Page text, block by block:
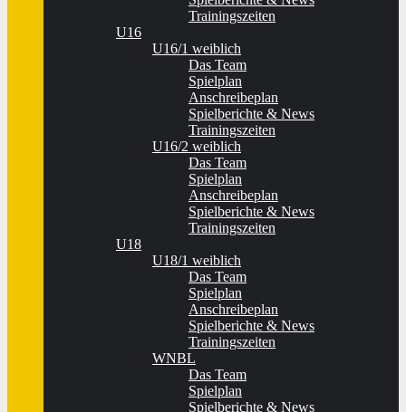
Trainingszeiten
U16
U16/1 weiblich
Das Team
Spielplan
Anschreibeplan
Spielberichte & News
Trainingszeiten
U16/2 weiblich
Das Team
Spielplan
Anschreibeplan
Spielberichte & News
Trainingszeiten
U18
U18/1 weiblich
Das Team
Spielplan
Anschreibeplan
Spielberichte & News
Trainingszeiten
WNBL
Das Team
Spielplan
Spielberichte & News